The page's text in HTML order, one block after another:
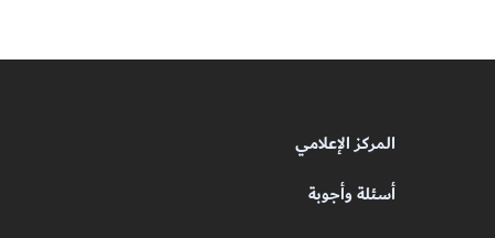
المركز الإعلامي
أسئلة وأجوبة